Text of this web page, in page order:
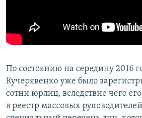
По состоянию на середину 2016
Кучерявенко уже было
сотни юрлиц, вследствие чего
в реестр массовых